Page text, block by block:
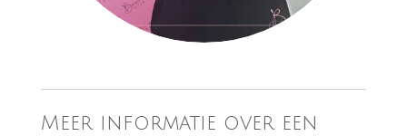
Meer informatie over een